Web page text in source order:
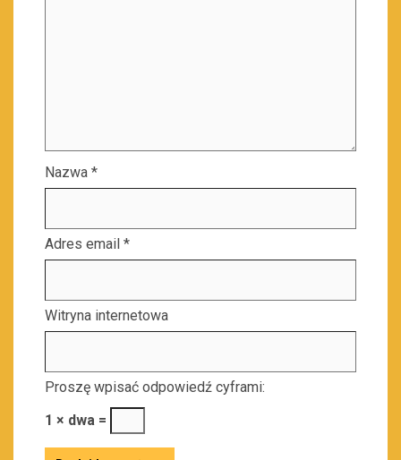
Nazwa *
Adres email *
Witryna internetowa
Proszę wpisać odpowiedź cyframi:
1 × dwa =